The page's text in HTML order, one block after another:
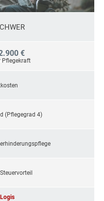
€
Pflegekraft
(Pflegegrad 4)